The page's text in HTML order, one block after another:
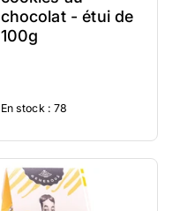
chocolat - étui de
100g
En stock : 78